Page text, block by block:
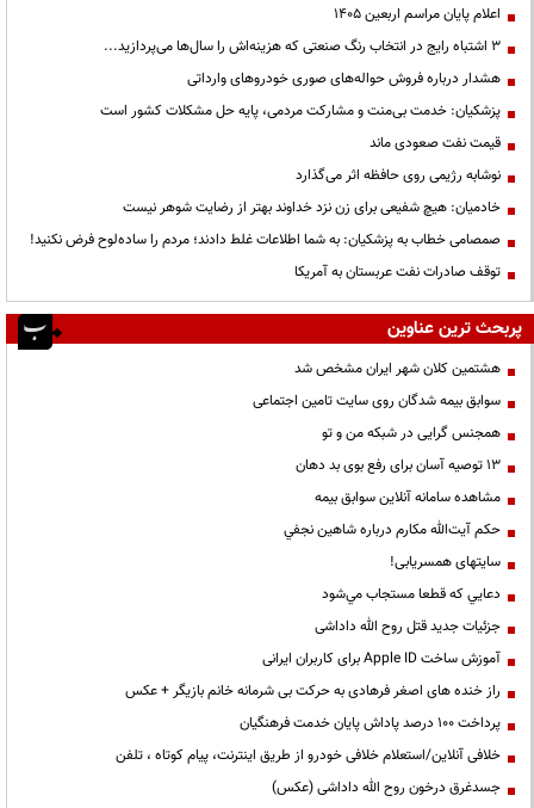
اعلام پایان مراسم اربعین ۱۴۰۵
3 اشتباه رایج در انتخاب رنگ صنعتی که هزینه‌اش را سال‌ها می‌پردازید...
هشدار درباره فروش حواله‌های صوری خودروهای وارداتی
پزشکیان: خدمت بی‌منت و مشارکت مردمی، پایه حل مشکلات کشور است
قیمت نفت صعودی ماند
نوشابه رژیمی روی حافظه اثر می‌گذارد
خادمیان: هیچ شفیعی برای زن نزد خداوند بهتر از رضایت شوهر نیست
صمصامی خطاب به پزشکیان: به شما اطلاعات غلط دادند؛ مردم را ساده‌لوح فرض نکنید!
توقف صادرات نفت عربستان به آمریکا
پربحث ترین عناوین
هشتمین کلان شهر ایران مشخص شد
سوابق بیمه شدگان روی سایت تامین اجتماعی
همجنس گرایی در شبکه من و تو
13 توصیه آسان برای رفع بوی بد دهان
مشاهده سامانه آنلاين سوابق بیمه
حكم آيت‌الله مكارم درباره شاهين نجفي
سایتهای همسریابی!
دعايي كه قطعا مستجاب مي‌شود
جزئیات جدید قتل روح الله داداشی
آموزش ساخت Apple ID برای کاربران ایرانی
راز خنده های اصغر فرهادی به حرکت بی شرمانه خانم بازیگر + عکس
پرداخت ۱۰۰ درصد پاداش پایان خدمت فرهنگیان
خلافی آنلاین/استعلام خلافی خودرو از طریق اینترنت، پیام کوتاه ، تلفن
جسدغرق درخون روح الله داداشی (عکس)